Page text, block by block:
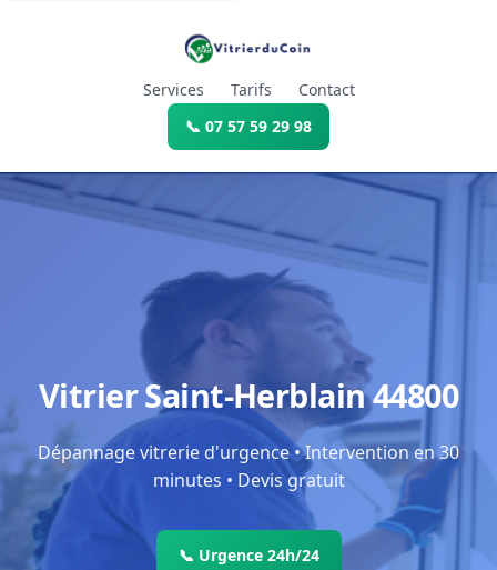
Services Tarifs
Contact
📞 07 57 59 29 98
Vitrier Saint-Herblain 44800
Dépannage vitrerie d'urgence • Intervention en 30
minutes • Devis gratuit
📞 Urgence 24h/24